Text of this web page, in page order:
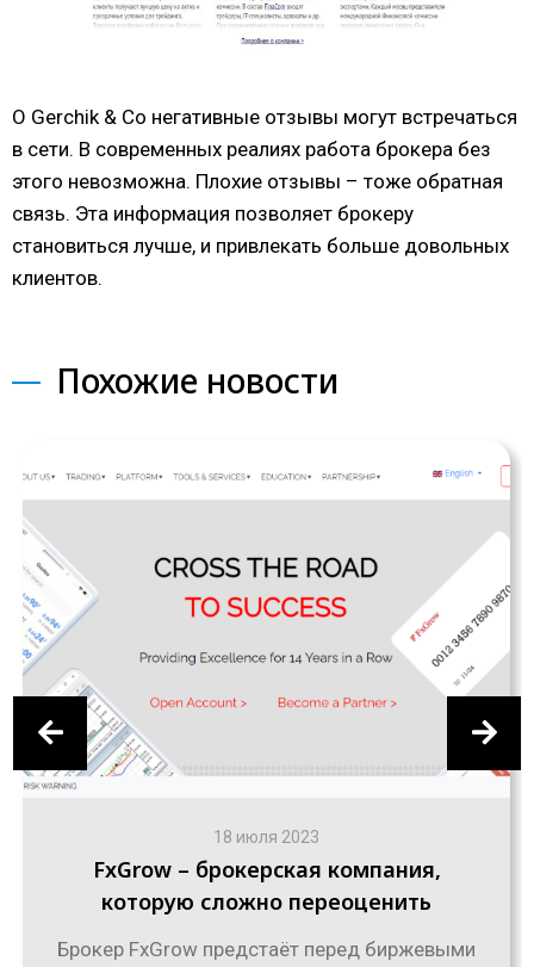
О Gerchik & Co негативные отзывы могут встречаться
в сети. В современных реалиях работа брокера без
этого невозможна. Плохие отзывы – тоже обратная
связь. Эта информация позволяет брокеру
становиться лучше, и привлекать больше довольных
клиентов.
Похожие новости
18 июля 2023
FxGrow – брокерская компания,
которую сложно переоценить
Брокер FxGrow предстаёт перед биржевыми